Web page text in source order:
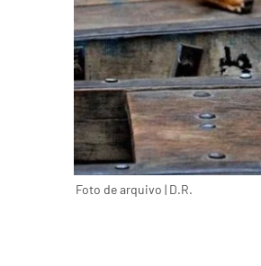
Foto de arquivo | D.R.